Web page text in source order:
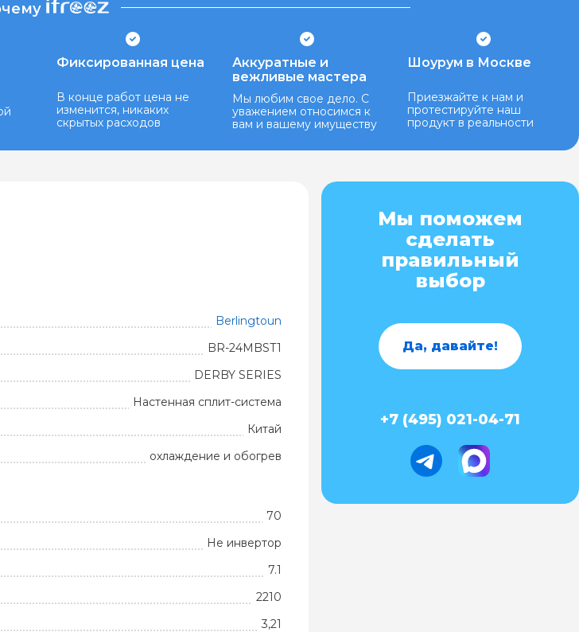
Фиксированная цена
В конце работ цена не
изменится, никаких
скрытых расходов
Аккуратные и
вежливые мастера
Мы любим свое дело. С
уважением относимся к
вам и вашему имуществу
Шоурум в Москве
Приезжайте к нам и
протестируйте наш
продукт в реальности
Berlingtoun
BR-24MBST1
DERBY SERIES
Настенная сплит-система
Китай
охлаждение и обогрев
70
Не инвертор
7.1
2210
3,21
Мы поможем
сделать
правильный
выбор
Да, давайте!
+7 (495) 021-04-71